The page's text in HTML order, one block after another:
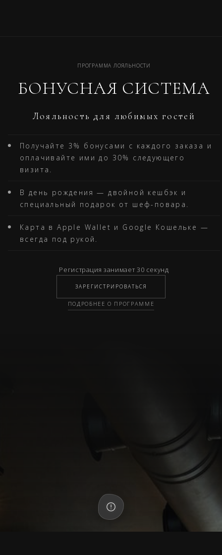
ПРОГРАММА ЛОЯЛЬНОСТИ
БОНУСНАЯ СИСТЕМА
Лояльность для любимых гостей
Получайте 3% бонусами с каждого заказа и
оплачивайте ими до 30% следующего
визита.
В день рождения — двойной кешбэк и
специальный подарок от шеф-повара.
Карта в Apple Wallet и Google Кошельке —
всегда под рукой.
Регистрация занимает 30 секунд
ЗАРЕГИСТРИРОВАТЬСЯ
ПОДРОБНЕЕ О ПРОГРАММЕ